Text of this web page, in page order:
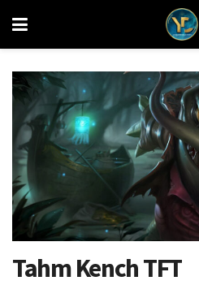
Tahm Kench TFT